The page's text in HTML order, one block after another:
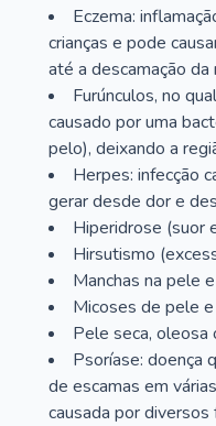
Eczema:
crianças e pode
até a descamação da
Furúnculos, no
causado por uma
pelo), deixando a
Herpes: infecção
gerar desde dor e
Hiperidrose (suor
Hirsutismo
Manchas na pele
Micoses de pele e
Pele seca, oleosa
Psoríase: doença
de escamas em
causada por diversos